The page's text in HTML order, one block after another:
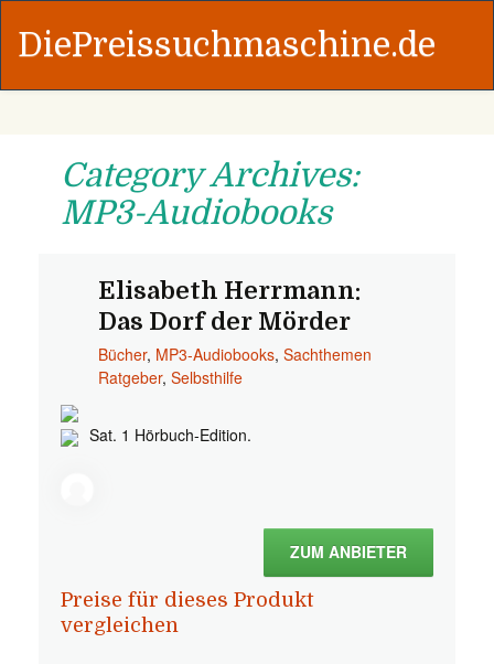
DiePreissuchmaschine.de
Category Archives:
MP3-Audiobooks
Elisabeth Herrmann:
Das Dorf der Mörder
Bücher, MP3-Audiobooks, Sachthemen
Ratgeber, Selbsthilfe
Sat. 1 Hörbuch-Edition.
ZUM ANBIETER
Preise für dieses Produkt
vergleichen